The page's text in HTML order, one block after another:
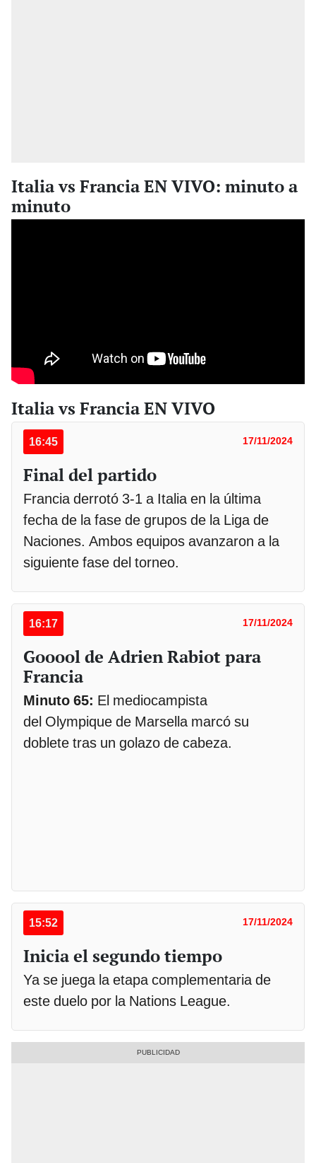
Italia vs Francia EN VIVO: minuto a
minuto
Italia vs Francia EN VIVO
16:45 17/11/2024
Final del partido
Francia derrotó 3-1 a Italia en la última
fecha de la fase de grupos de la Liga de
Naciones. Ambos equipos avanzaron a la
siguiente fase del torneo.
16:17 17/11/2024
Gooool de Adrien Rabiot para
Francia
Minuto 65: El mediocampista
del Olympique de Marsella marcó su
doblete tras un golazo de cabeza.
15:52 17/11/2024
Inicia el segundo tiempo
Ya se juega la etapa complementaria de
este duelo por la Nations League.